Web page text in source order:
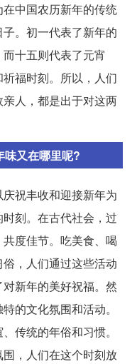
中国农历新年的传统
。初一代表了新年的
十五则代表了元宵
福时刻。所以，人们
人，都是出于对这两
味又在哪里呢?
祝丰收和迎接新年为
刻。在古代社会，过
度佳节。吃美食、喝
，人们通过这些活动
新年的美好祝福。然
的文化氛围和活动。
传统的年俗和习惯。
，人们在这个时刻放